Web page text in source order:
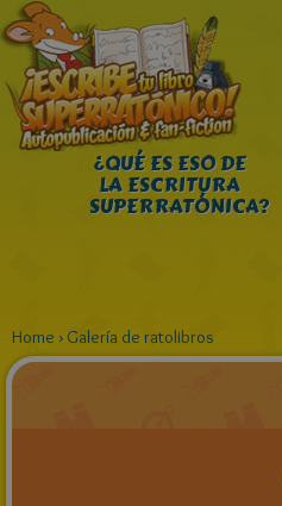
¿QUÉ ES ESO DE
LA ESCRITURA
SUPERRATÓNICA?
Home › Galería de ratolibros